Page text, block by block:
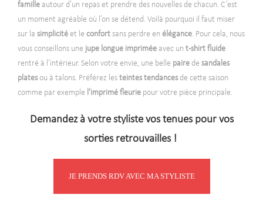
famille autour d’un repas et prendre des nouvelles de chacun. C’est
un moment agréable où l’on se détend. Voilà pourquoi il faut miser
sur la simplicité et le confort sans perdre en élégance. Pour cela, nous
vous conseillons une jupe longue imprimée avec un t-shirt fluide
rentré à l’intérieur. Selon votre envie, une belle paire de sandales
platesou à talons. Préférez les teintes tendancesde cette saison
comme par exemple l'imprimé fleurie pour votre pièce principale.
Demandez à votre styliste vos tenues pour vos
sorties retrouvailles !
JE PRENDS RDV AVEC MA STYLISTE